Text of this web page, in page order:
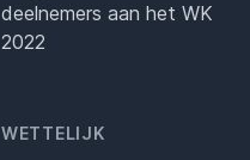
deelnemers aan het WK
2022
WETTELIJK